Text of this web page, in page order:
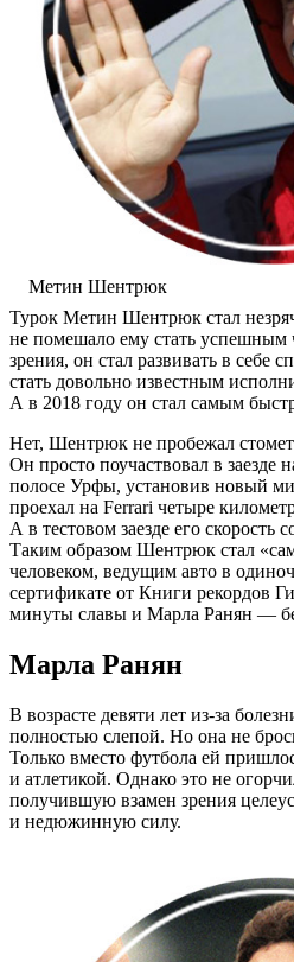
Метин Шентрюк
Турок Метин Шентрюк стал
не помешало ему стать
зрения, он стал развивать в себе
стать довольно известным
А в 2018 году он стал самым
Нет, Шентрюк не пробежал
Он просто поучаствовал в заезде
полосе Урфы, установив новый
проехал на Ferrari четыре
А в тестовом заезде его скорость
Таким образом Шентрюк стал
человеком, ведущим авто в
сертификате от Книги рекордов
минуты славы и Марла Ранян —
Марла Ранян
В возрасте девяти лет из-за
полностью слепой. Но она не
Только вместо футбола ей
и атлетикой. Однако это не
получившую взамен зрения
и недюжинную силу.